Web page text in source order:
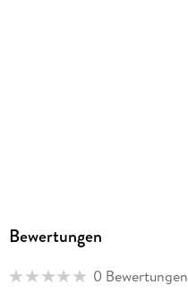
Bewertungen
0 Bewertungen